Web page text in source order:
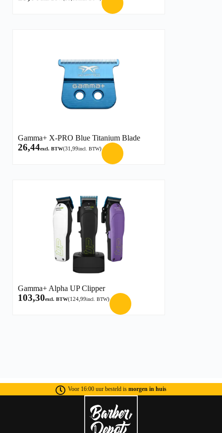
Gamma+ X-PRO Blue Titanium Blade
26,44excl. BTW(31,99incl. BTW)
Gamma+ Alpha UP Clipper
103,30excl. BTW(124,99incl. BTW)
Voor 16:00 uur besteld is morgen in huis